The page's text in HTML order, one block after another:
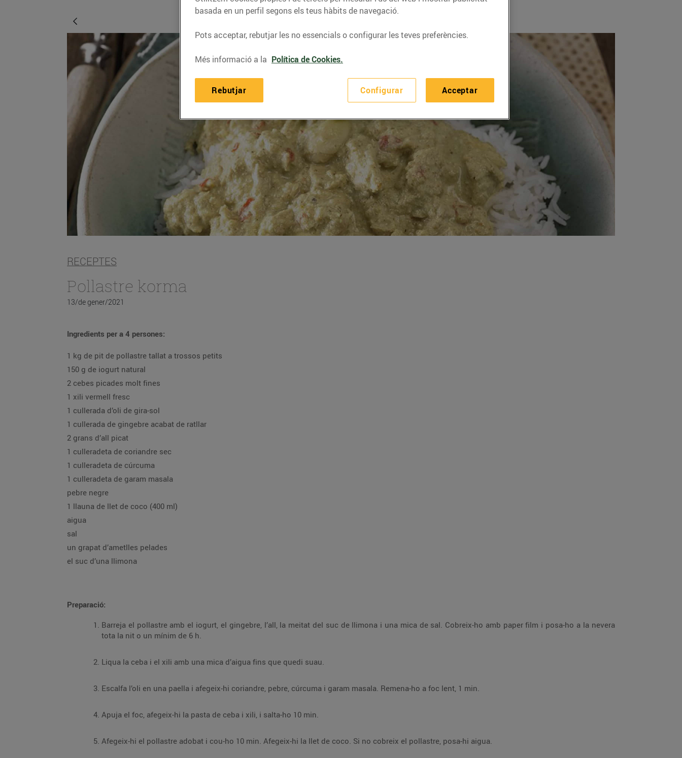
RECEPTES
Pollastre korma
13/de gener/2021
Ingredients per a 4 persones:
1 kg de pit de pollastre tallat a trossos petits
150 g de iogurt natural
2 cebes picades molt fines
1 xili vermell fresc
1 cullerada d’oli de gira-sol
1 cullerada de gingebre acabat de ratllar
2 grans d’all picat
1 culleradeta de coriandre sec
1 culleradeta de cúrcuma
1 culleradeta de garam masala
pebre negre
1 llauna de llet de coco (400 ml)
aigua
sal
un grapat d’ametlles pelades
el suc d’una llimona
Preparació:
Barreja el pollastre amb el iogurt, el gingebre, l’all, la meitat del suc de llimona i una mica de sal. Cobreix-ho amb paper film i posa-ho a la nevera
tota la nit o un mínim de 6 h.
Liqua la ceba i el xili amb una mica d’aigua fins que quedi suau.
Escalfa l’oli en una paella i afegeix-hi coriandre, pebre, cúrcuma i garam masala. Remena-ho a foc lent, 1 min.
Apuja el foc, afegeix-hi la pasta de ceba i xili, i salta-ho 10 min.
Afegeix-hi el pollastre adobat i cou-ho 10 min. Afegeix-hi la llet de coco. Si no cobreix el pollastre, posa-hi aigua.
basada en un perfil segons els teus hàbits de navegació.
Pots acceptar, rebutjar les no essencials o configurar les teves preferències.
Més informació a la Política de Cookies.
Configurar
Rebutjar Acceptar